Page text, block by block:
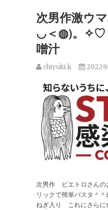
次男作激ウ
◡＜◍)。✧♡
噌汁
chiyuki.k 2022
次男作 ピエトロさんの
リックで簡単パスタ＾
ねぎ入り これにさらに